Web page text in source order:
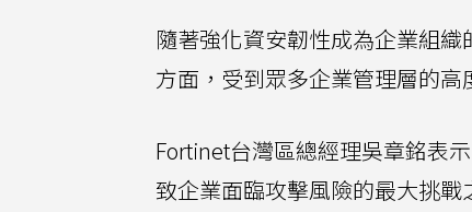
隨著強化資安韌性成為企業組
方面，受到眾多企業管理層的高
Fortinet台灣區總經理吳章銘表
致企業面臨攻擊風險的最大挑